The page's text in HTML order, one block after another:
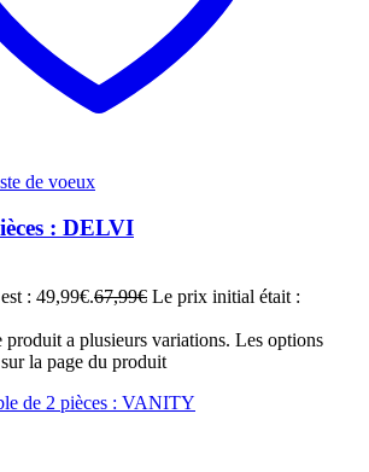
de voeux
: DELVI
: 49,99€.67,99€ Le prix initial était :
produit a plusieurs variations. Les options
la page du produit